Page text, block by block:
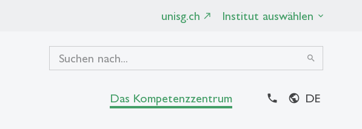
unisg.ch Institut auswählen
search
Das Kompetenzzentrum DE